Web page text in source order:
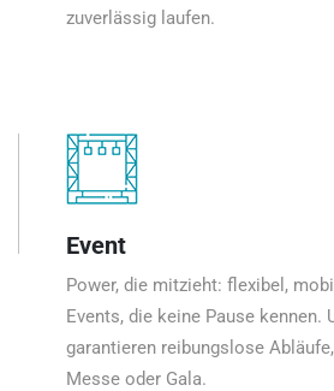
zuverlässig laufen.
Event
Power, die mitzieht: flexibel,
Events, die keine Pause kennen.
garantieren reibungslose
Messe oder Gala.